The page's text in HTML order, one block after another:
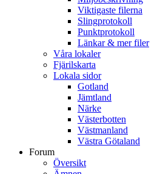
Viktigaste filerna
Slingprotokoll
Punktprotokoll
Länkar & mer filer
Våra lokaler
Fjärilskarta
Lokala sidor
Gotland
Jämtland
Närke
Västerbotten
Västmanland
Västra Götaland
Forum
Översikt